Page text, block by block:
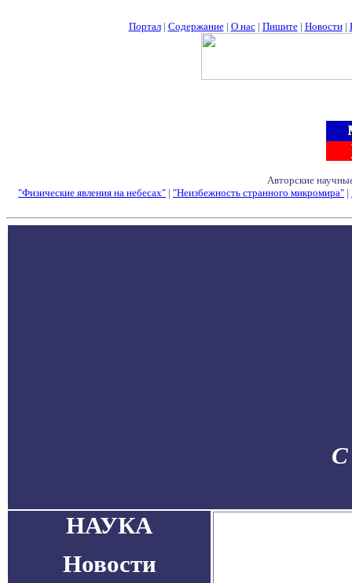
Портал| Содержание| О нас| Пишите| Новости|
Авторские
"Физические явления на небесах" | "Неизбежность странного микромира" |
С
НАУКА
Новости